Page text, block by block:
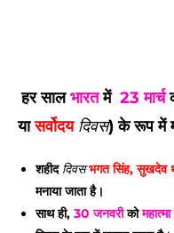
हर सालभारतमें 23 मार्च
या सर्वोदय दिवस) के रूप में
शहीद दिवस भगत सिंह, सुखदेव
मनाया जाता है।
साथ ही, 30 जनवरीकोमहात्मा